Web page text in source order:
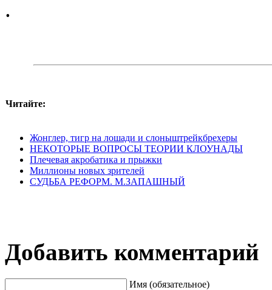
.
Читайте:
Жонглер, тигр на лошади и слоныштрейкбрехеры
НЕКОТОРЫЕ ВОПРОСЫ ТЕОРИИ КЛОУНАДЫ
Плечевая акробатика и прыжки
Миллионы новых зрителей
СУДЬБА РЕФОРМ. М.ЗАПАШНЫЙ
Добавить комментарий
Имя (обязательное)